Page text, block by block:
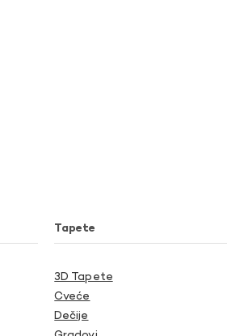
Tapete
3D Tapete
Cveće
Dečije